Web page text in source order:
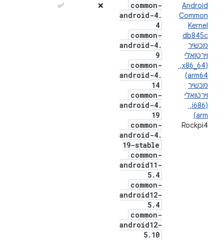
Android
Common
Kernel
db845c
מכשיר
וירטואלי
(x86_64, ‏
arm64)
מכשיר
וירטואלי
(i686, ‏
arm)
Rockpi4
common-
android-4.
4
common-
android-4.
9
common-
android-4.
14
common-
android-4.
19
common-
android-4.
19-stable
common-
android11-
5. 4
common-
android12-
5. 4
common-
android12-
5. 10
❌
✅